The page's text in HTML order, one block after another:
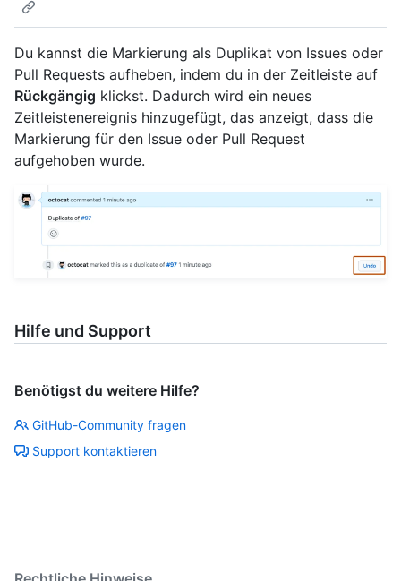
Du kannst die Markierung als Duplikat von Issues oder
Pull Requests aufheben, indem du in der Zeitleiste auf
Rückgängig klickst. Dadurch wird ein neues
Zeitleistenereignis hinzugefügt, das anzeigt, dass die
Markierung für den Issue oder Pull Request
aufgehoben wurde.
Hilfe und Support
Benötigst du weitere Hilfe?
GitHub-Community fragen
Support kontaktieren